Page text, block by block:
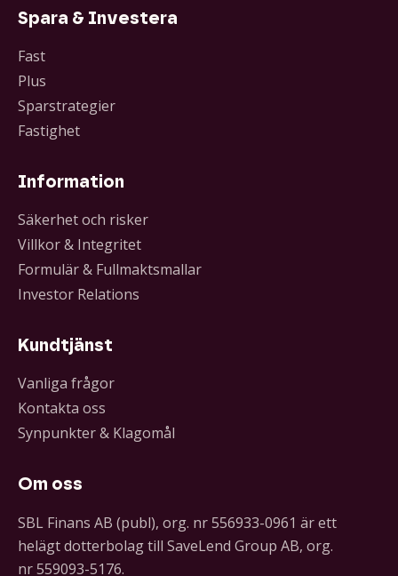
Spara & Investera
Fast
Plus
Sparstrategier
Fastighet
Information
Säkerhet och risker
Villkor & Integritet
Formulär & Fullmaktsmallar
Investor Relations
Kundtjänst
Vanliga frågor
Kontakta oss
Synpunkter & Klagomål
Om oss
SBL Finans AB (publ), org. nr 556933-0961 är ett
helägt dotterbolag till SaveLend Group AB, org.
nr 559093-5176.